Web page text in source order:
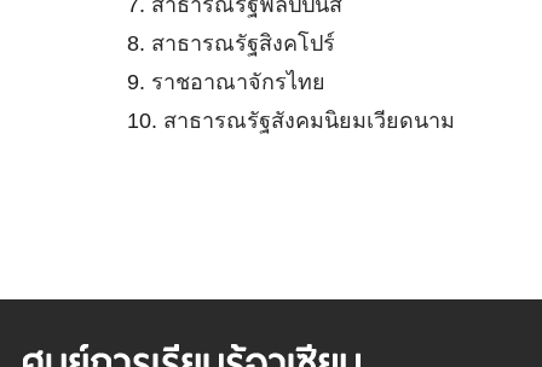
7. สาธารณรัฐฟิลิปปินส์
8. สาธารณรัฐสิงคโปร์
9. ราชอาณาจักรไทย
10. สาธารณรัฐสังคมนิยมเวียดนาม